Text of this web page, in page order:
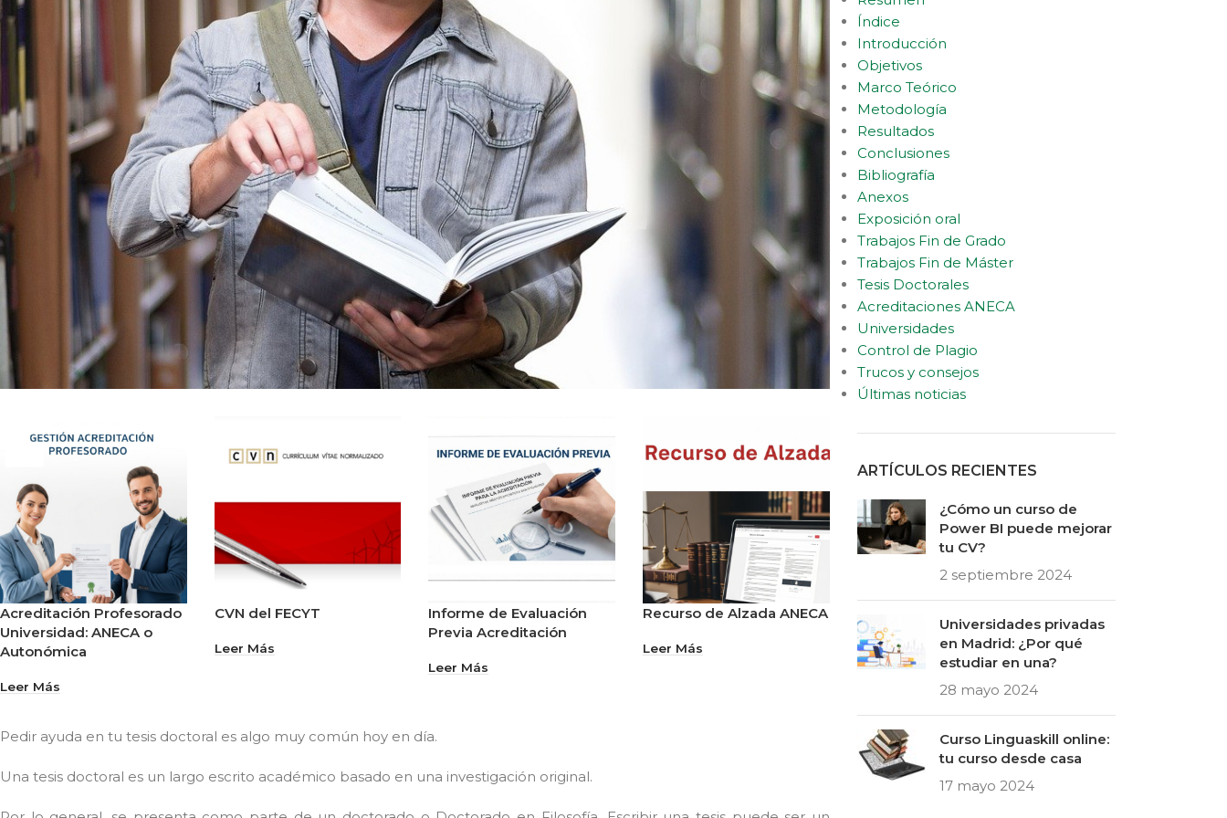
Acreditación Profesorado
Universidad: ANECA o
Autonómica
Leer Más
CVN del FECYT
Leer Más
Informe de Evaluación
Previa Acreditación
Leer Más
Recurso de Alzada ANECA
Leer Más
Pedir ayuda en tu tesis doctoral es algo muy común hoy en día.
Una tesis doctoral es un largo escrito académico basado en una investigación original.
Índice
Introducción
Objetivos
Marco Teórico
Metodología
Resultados
Conclusiones
Bibliografía
Anexos
Exposición oral
Trabajos Fin de Grado
Trabajos Fin de Máster
Tesis Doctorales
Acreditaciones ANECA
Universidades
Control de Plagio
Trucos y consejos
Últimas noticias
ARTÍCULOS RECIENTES
¿Cómo un curso de
Power BI puede mejorar
tu CV?
2 septiembre 2024
Universidades privadas
en Madrid: ¿Por qué
estudiar en una?
28 mayo 2024
Curso Linguaskill online:
tu curso desde casa
17 mayo 2024